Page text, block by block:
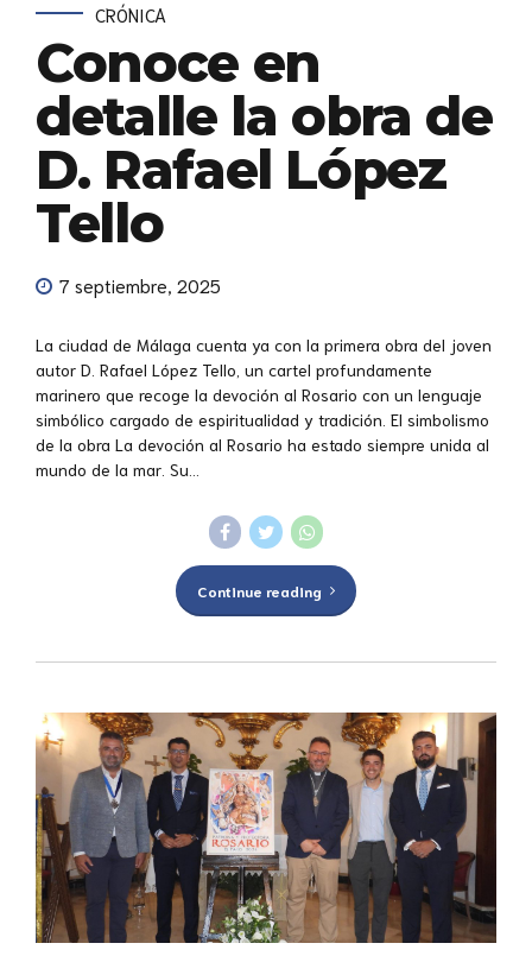
CRÓNICA
Conoce en
detalle la obra de
D. Rafael López
Tello
7 septiembre, 2025
La ciudad de Málaga cuenta ya con la primera obra del joven
autor D. Rafael López Tello, un cartel profundamente
marinero que recoge la devoción al Rosario con un lenguaje
simbólico cargado de espiritualidad y tradición. El simbolismo
de la obra La devoción al Rosario ha estado siempre unida al
mundo de la mar. Su...
Continue reading